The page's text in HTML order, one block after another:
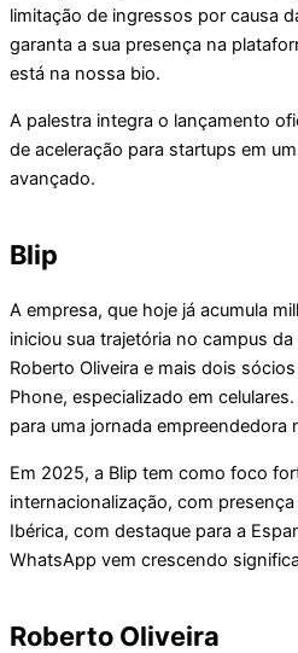
limitação de ingressos por causa
garanta a sua presença na
está na nossa bio.
A palestra integra o lançamento
de aceleração para startups em
avançado.
Blip
A empresa, que hoje já acumula
iniciou sua trajetória no campus
Roberto Oliveira e mais dois
Phone, especializado em
para uma jornada empreendedora
Em 2025, a Blip tem como foco
internacionalização, com
Ibérica, com destaque para a
WhatsApp vem crescendo
Roberto Oliveira